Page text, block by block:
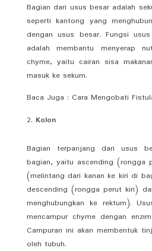
Bagian dari usus besar adalah
seperti kantong yang
dengan usus besar. Fungsi
adalah membantu menyerap
chyme, yaitu cairan sisa
masuk ke sekum.
Baca Juga : Cara Mengobati
Kolon
Bagian terpanjang dari usus
bagian, yaitu ascending (rongga
(melintang dari kanan ke kiri di
descending (rongga perut kiri)
menghubungkan ke rektum).
mencampur chyme dengan
Campuran ini akan membentuk
oleh tubuh.